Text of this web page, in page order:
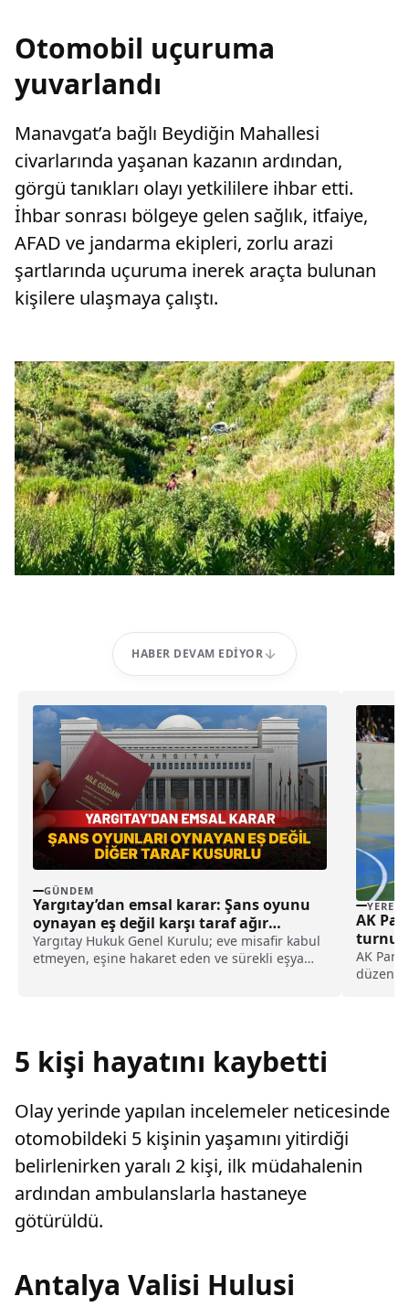
Otomobil uçuruma
yuvarlandı
Manavgat’a bağlı Beydiğin Mahallesi
civarlarında yaşanan kazanın ardından,
görgü tanıkları olayı yetkililere ihbar etti.
İhbar sonrası bölgeye gelen sağlık, itfaiye,
AFAD ve jandarma ekipleri, zorlu arazi
şartlarında uçuruma inerek araçta bulunan
kişilere ulaşmaya çalıştı.
HABER DEVAM EDIYOR
GÜNDEM
Yargıtay’dan emsal karar: Şans oyunu
oynayan eş değil karşı taraf ağır
kusurlu sayıldı
Yargıtay Hukuk Genel Kurulu; eve misafir kabul
etmeyen, eşine hakaret eden ve sürekli eşya
YEREL
AK
AK Parti
5 kişi hayatını kaybetti
Olay yerinde yapılan incelemeler neticesinde
otomobildeki 5 kişinin yaşamını yitirdiği
belirlenirken yaralı 2 kişi, ilk müdahalenin
ardından ambulanslarla hastaneye
götürüldü.
Antalya Valisi Hulusi